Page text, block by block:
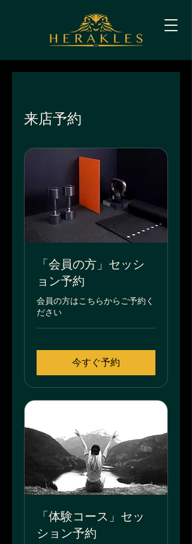
来店予約
「会員の方」セッシ
ョン予約
会員の方はこちらからご予約く
ださい
今すぐ予約
「体験コース」セッ
ション予約